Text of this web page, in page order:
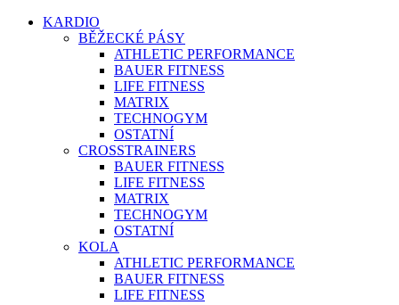
KARDIO
BĚŽECKÉ PÁSY
ATHLETIC PERFORMANCE
BAUER FITNESS
LIFE FITNESS
MATRIX
TECHNOGYM
OSTATNÍ
CROSSTRAINERS
BAUER FITNESS
LIFE FITNESS
MATRIX
TECHNOGYM
OSTATNÍ
KOLA
ATHLETIC PERFORMANCE
BAUER FITNESS
LIFE FITNESS